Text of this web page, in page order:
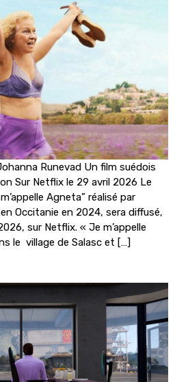
Runevad Un film suédois
Sur Netflix le 29 avril 2026 Le
Agneta” réalisé par
Occitanie en 2024, sera diffusé,
sur Netflix. « Je m’appelle
le village de Salasc et […]